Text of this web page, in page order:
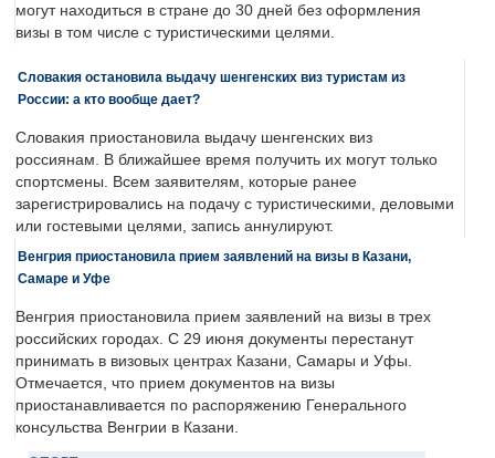
могут находиться в стране до 30 дней без оформления
визы в том числе с туристическими целями.
Словакия остановила выдачу шенгенских виз туристам из
России: а кто вообще дает?
Словакия приостановила выдачу шенгенских виз
россиянам. В ближайшее время получить их могут только
спортсмены. Всем заявителям, которые ранее
зарегистрировались на подачу с туристическими, деловыми
или гостевыми целями, запись аннулируют.
Венгрия приостановила прием заявлений на визы в Казани,
Самаре и Уфе
Венгрия приостановила прием заявлений на визы в трех
российских городах. С 29 июня документы перестанут
принимать в визовых центрах Казани, Самары и Уфы.
Отмечается, что прием документов на визы
приостанавливается по распоряжению Генерального
консульства Венгрии в Казани.